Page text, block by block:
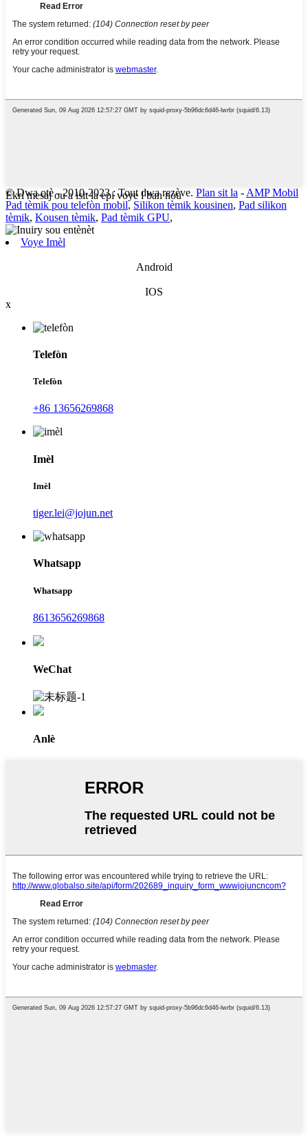
Ekri mesaj ou a isit la epi voye l ban nou
© Dwa otè - 2010-2023 : Tout dwa rezève. Plan sit la - AMP Mobil
Pad tèmik pou telefòn mobil, Silikon tèmik kousinen, Pad silikon
tèmik, Kousen tèmik, Pad tèmik GPU,
Voye Imèl
Android
IOS
x
Telefòn
Telefòn
+86 13656269868
Imèl
Imèl
tiger.lei@jojun.net
Whatsapp
Whatsapp
8613656269868
WeChat
Anlè